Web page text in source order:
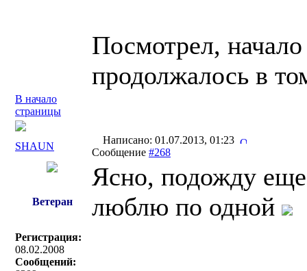
Посмотрел,
продолжалось в
В начало
страницы
SHAUN
Написано: 01.07.2013, 01:23
Сообщение #268
Ветеран
Регистрация:
08.02.2008
Сообщений:
Ясно, подожду еще
люблю по одной